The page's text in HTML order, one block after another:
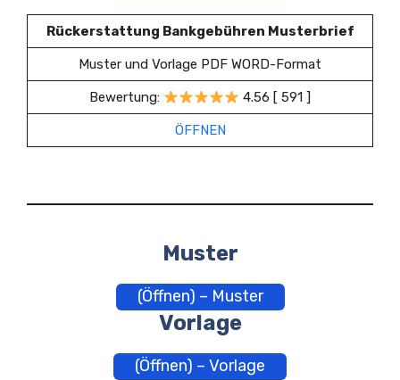
Rückerstattung Bankgebühren Musterbrief
Muster und Vorlage PDF WORD-Format
Bewertung: 4.56 [ 591 ]
ÖFFNEN
Muster
(Öffnen) – Muster
Vorlage
(Öffnen) – Vorlage